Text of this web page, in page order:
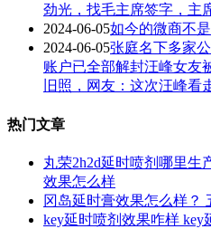
劲光，找毛主席签字，主
2024-06-05如今的微商不
2024-06-05张庭名下多家
账户已全部解封汪峰女友
旧照，网友：这次汪峰看
热门文章
丸荣2h2d延时喷剂哪里生
效果怎么样
冈岛延时膏效果怎么样？
key延时喷剂效果咋样 key